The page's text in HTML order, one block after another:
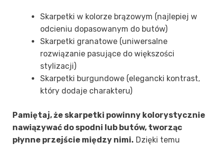
Skarpetki w kolorze brązowym (najlepiej w
odcieniu dopasowanym do butów)
Skarpetki granatowe (uniwersalne
rozwiązanie pasujące do większości
stylizacji)
Skarpetki burgundowe (elegancki kontrast,
który dodaje charakteru)
Pamiętaj, że skarpetki powinny kolorystycznie
nawiązywać do spodni lub butów, tworząc
płynne przejście między nimi. Dzięki temu